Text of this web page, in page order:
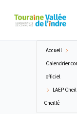
principal
Accueil
Calendrier
officiel
LAEP
Cheillé